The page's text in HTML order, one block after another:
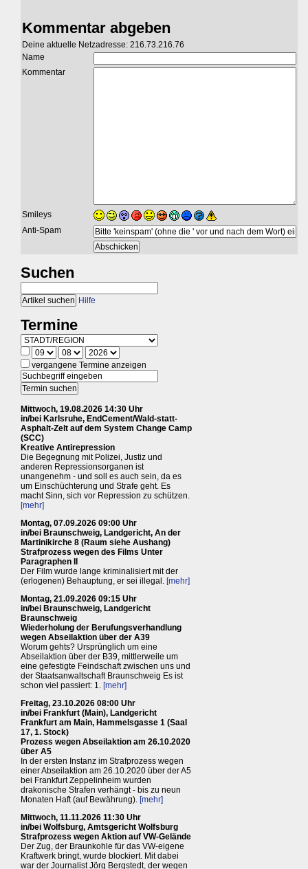
Kommentar abgeben
Deine aktuelle Netzadresse: 216.73.216.76
Name
Kommentar
Smileys
Anti-Spam
Suchen
Hilfe
Termine
vergangene Termine anzeigen
Mittwoch, 19.08.2026 14:30 Uhr
in/bei Karlsruhe, EndCement/Wald-statt-
Asphalt-Zelt auf dem System Change Camp
(SCC)
Kreative Antirepression
Die Begegnung mit Polizei, Justiz und
anderen Repressionsorganen ist
unangenehm - und soll es auch sein, da es
um Einschüchterung und Strafe geht. Es
macht Sinn, sich vor Repression zu schützen.
[mehr]
Montag, 07.09.2026 09:00 Uhr
in/bei Braunschweig, Landgericht, An der
Martinikirche 8 (Raum siehe Aushang)
Strafprozess wegen des Films Unter
Paragraphen II
Der Film wurde lange kriminalisiert mit der
(erlogenen) Behauptung, er sei illegal. [mehr]
Montag, 21.09.2026 09:15 Uhr
in/bei Braunschweig, Landgericht
Braunschweig
Wiederholung der Berufungsverhandlung
wegen Abseilaktion über der A39
Worum gehts? Ursprünglich um eine
Abseilaktion über der B39, mittlerweile um
eine gefestigte Feindschaft zwischen uns und
der Staatsanwaltschaft Braunschweig Es ist
schon viel passiert: 1. [mehr]
Freitag, 23.10.2026 08:00 Uhr
in/bei Frankfurt (Main), Landgericht
Frankfurt am Main, Hammelsgasse 1 (Saal
17, 1. Stock)
Prozess wegen Abseilaktion am 26.10.2020
über A5
In der ersten Instanz im Strafprozess wegen
einer Abseilaktion am 26.10.2020 über der A5
bei Frankfurt Zeppelinheim wurden
drakonische Strafen verhängt - bis zu neun
Monaten Haft (auf Bewährung). [mehr]
Mittwoch, 11.11.2026 11:30 Uhr
in/bei Wolfsburg, Amtsgericht Wolfsburg
Strafprozess wegen Aktion auf VW-Gelände
Der Zug, der Braunkohle für das VW-eigene
Kraftwerk bringt, wurde blockiert. Mit dabei
war der Journalist Jörg Bergstedt, der wegen